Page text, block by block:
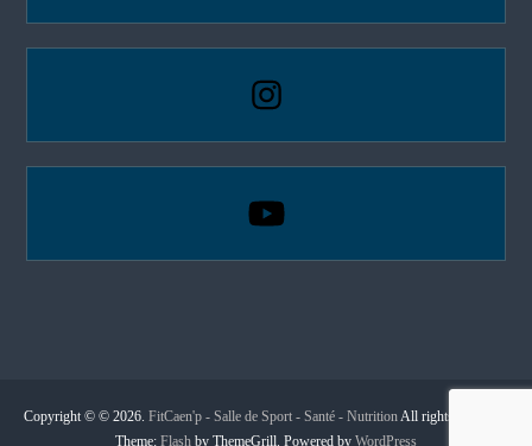
Copyright © © 2026. FitCaen'p - Salle de Sport - Santé - NutritionAll rights reserved.
Theme: Flash by ThemeGrill. Powered by WordPress